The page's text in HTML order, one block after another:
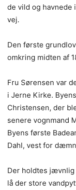
de vild og havnede
vej.
Den første
omkring midten af
Fru Sørensen var
i Jerne Kirke.
Christensen, der
senere vognmand
Byens første
Dahl, vest for
Der holdtes jævnlig
lå der store